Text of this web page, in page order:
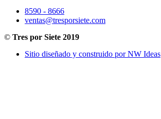
8590 - 8666
ventas@tresporsiete.com
© Tres por Siete 2019
Sitio diseñado y construido por NW Ideas